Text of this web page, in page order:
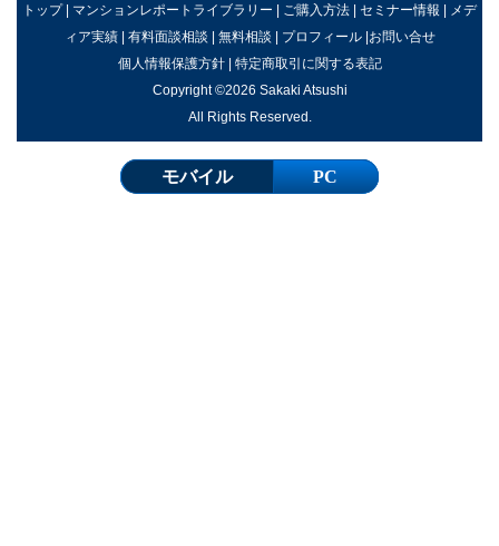
トップ| マンションレポートライブラリー | ご購入方法 | セミナー情報 | メデ
ィア実績| 有料面談相談 | 無料相談 | プロフィール|お問い合せ
個人情報保護方針| 特定商取引に関する表記
Copyright ©2026 Sakaki Atsushi
All Rights Reserved.
モバイル PC